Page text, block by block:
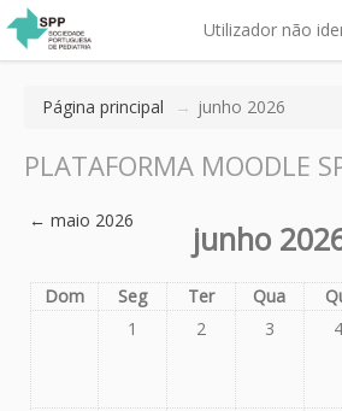
Utilizador não
Página principal
→ junho 2026
PLATAFORMA MOODLE
← maio 2026 junho
Dom Seg Ter Qua
1
2 3 4